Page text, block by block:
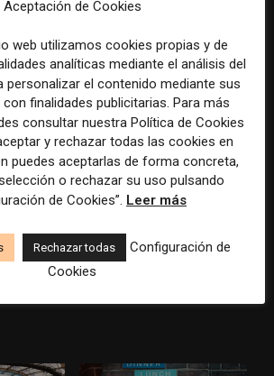
productos
98% del valor de algunos
grandes grupos de prensa
tradicionales
audiencia,
lectores
El buzón como nueva
portada: la estrategia de los
medios para conquistar
Aceptación de Cookies
web utilizamos cookies propias y de
analíticas mediante el análisis del
personalizar el contenido mediante sus
finalidades publicitarias. Para más
consultar nuestra Política de Cookies
y rechazar todas las cookies en
puedes aceptarlas de forma concreta,
o rechazar su uso pulsando
de Cookies”. Leer más
Rechazar todas
Configuración de
Cookies